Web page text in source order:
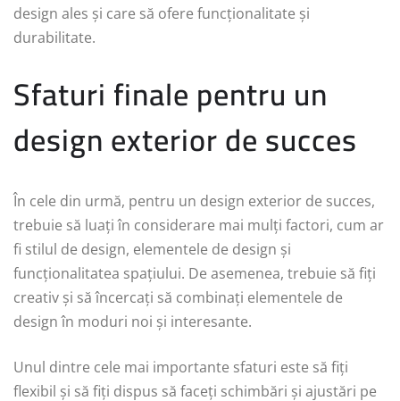
design ales și care să ofere funcționalitate și
durabilitate.
Sfaturi finale pentru un
design exterior de succes
În cele din urmă, pentru un design exterior de succes,
trebuie să luați în considerare mai mulți factori, cum ar
fi stilul de design, elementele de design și
funcționalitatea spațiului. De asemenea, trebuie să fiți
creativ și să încercați să combinați elementele de
design în moduri noi și interesante.
Unul dintre cele mai importante sfaturi este să fiți
flexibil și să fiți dispus să faceți schimbări și ajustări pe